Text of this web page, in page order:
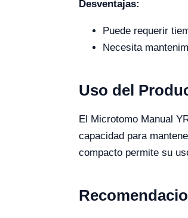
Desventajas:
Puede requerir
Necesita
Uso del
El Microtomo Manual
capacidad para
compacto permite su